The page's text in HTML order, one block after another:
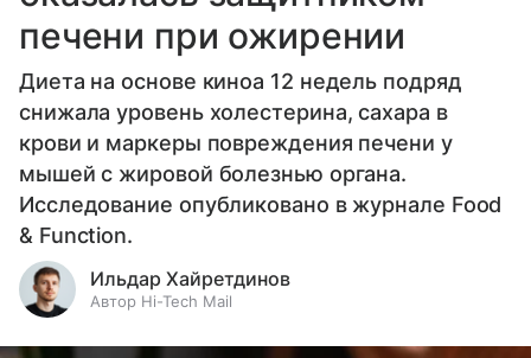
печени при ожирении
Диета на основе киноа 12 недель подряд
снижала уровень холестерина, сахара в
крови и маркеры повреждения печени у
мышей с жировой болезнью органа.
Исследование опубликовано в журнале Food
& Function.
Ильдар Хайретдинов
Автор Hi-Tech Mail